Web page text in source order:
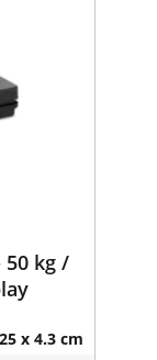
50 kg /
x 4.3 cm